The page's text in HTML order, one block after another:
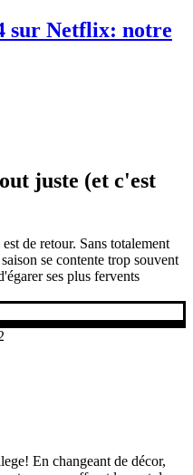
sur Netflix: notre
juste (et c'est
de retour. Sans totalement
se contente trop souvent
ses plus fervents
En changeant de décor,